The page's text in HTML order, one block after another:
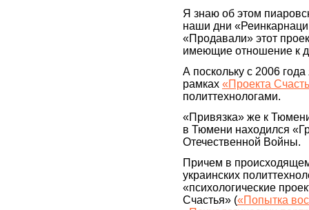
Я знаю об этом
наши дни
«Продавали» этот
имеющие отношение к
А поскольку с 2006
рамках «Проекта
политтехнологами.
«Привязка» же к
в Тюмени находился
Отечественной Войны.
Причем в
украинских
«психологические
Счастья» («Попытка